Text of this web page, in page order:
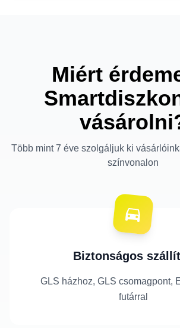
Miért
Több mint 7 éve szolgáljuk ki
színvonalon
Biztonságos
GLS házhoz, GLS csomagpont,
futárral